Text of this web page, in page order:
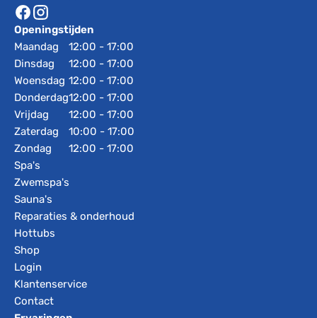
Openingstijden
Maandag
Dinsdag
Woensdag
Donderdag
Vrijdag
Zaterdag
Zondag
12:00 - 17:00
12:00 - 17:00
12:00 - 17:00
12:00 - 17:00
12:00 - 17:00
10:00 - 17:00
12:00 - 17:00
Spa's
Zwemspa's
Sauna's
Reparaties & onderhoud
Hottubs
Shop
Login
Klantenservice
Contact